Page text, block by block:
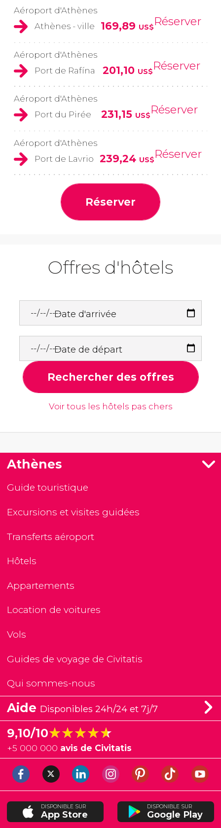
Aéroport d'Athènes
Athènes - ville
169,89 US$Réserver
Aéroport d'Athènes
Port de Rafína
201,10 US$Réserver
Aéroport d'Athènes
Port du Pirée
231,15 US$Réserver
Aéroport d'Athènes
Port de Lavrio
239,24 US$Réserver
Réserver
Offres d'hôtels
Date d'arrivée
Date de départ
Rechercher des offres
Voir tous les hôtels pas chers
Athènes
Guide touristique
Excursions et visites guidées
Transferts aéroport
Hôtels
Appartements
Location de voitures
Vols
Guides de voyage de Civitatis
Qui sommes-nous
Aide Disponibles 24h/24 et 7j/7
9,10/10★★★★★
★★★★★
+5 000 000 avis de Civitatis
DISPONIBLE SUR
App Store
DISPONIBLE SUR
Google Play